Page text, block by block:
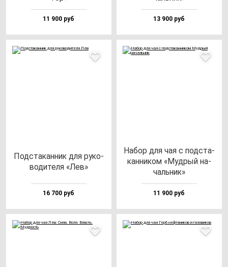
11 900 руб 13 900 руб
Под­ста­кан­ник для ру­ко­
во­ди­те­ля «Лев»
16 700 руб
Набор для чая с под­ста­
кан­ни­ком «Муд­рый на­
чаль­ник»
11 900 руб